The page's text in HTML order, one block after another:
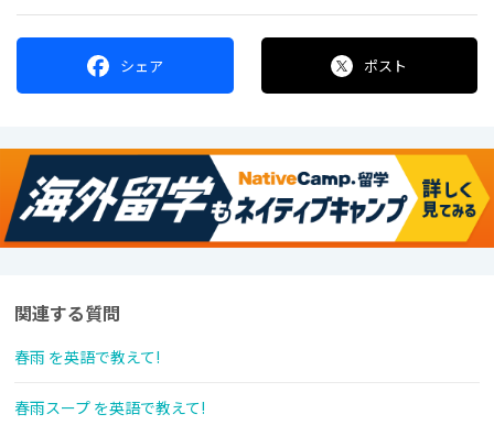
シェア ポスト
関連する質問
春雨 を英語で教えて!
春雨スープ を英語で教えて!